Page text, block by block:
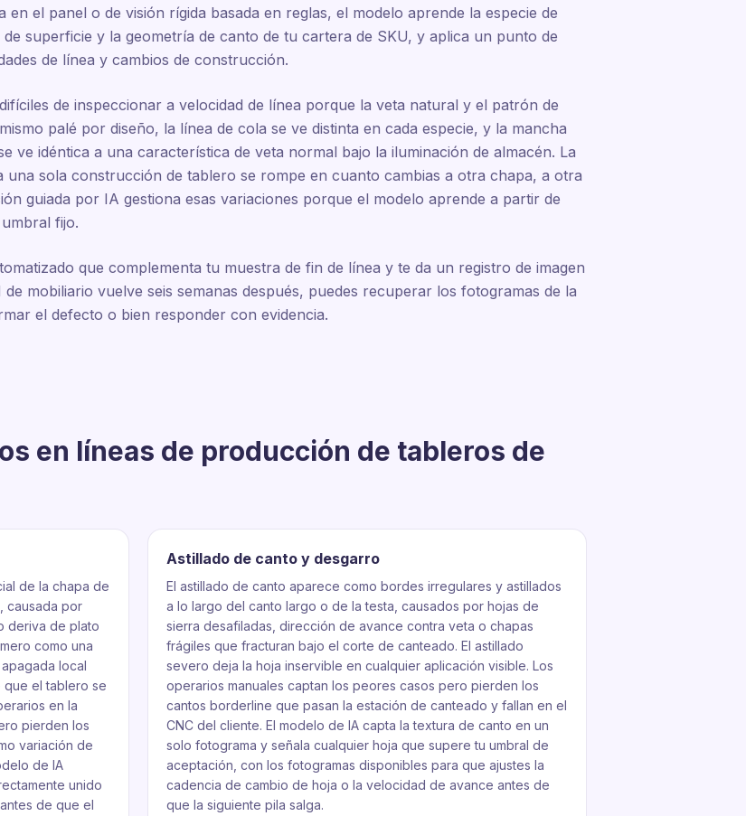
el panel o de visión rígida basada en reglas, el modelo aprende la especie de
superficie y la geometría de canto de tu cartera de SKU, y aplica un punto de
de línea y cambios de construcción.
de inspeccionar a velocidad de línea porque la veta natural y el patrón de
palé por diseño, la línea de cola se ve distinta en cada especie, y la mancha
ve idéntica a una característica de veta normal bajo la iluminación de almacén. La
sola construcción de tablero se rompe en cuanto cambias a otra chapa, a otra
guiada por IA gestiona esas variaciones porque el modelo aprende a partir de
fijo.
que complementa tu muestra de fin de línea y te da un registro de imagen
mobiliario vuelve seis semanas después, puedes recuperar los fotogramas de la
el defecto o bien responder con evidencia.
en líneas de producción de tableros de
de la chapa de
causada por
deriva de plato
como una
local
que el tablero se
en la
pierden los
variación de
de IA
unido
de que el
Astillado de canto y desgarro
El astillado de canto aparece como bordes irregulares y astillados
a lo largo del canto largo o de la testa, causados por hojas de
sierra desafiladas, dirección de avance contra veta o chapas
frágiles que fracturan bajo el corte de canteado. El astillado
severo deja la hoja inservible en cualquier aplicación visible. Los
operarios manuales captan los peores casos pero pierden los
cantos borderline que pasan la estación de canteado y fallan en el
CNC del cliente. El modelo de IA capta la textura de canto en un
solo fotograma y señala cualquier hoja que supere tu umbral de
aceptación, con los fotogramas disponibles para que ajustes la
cadencia de cambio de hoja o la velocidad de avance antes de
que la siguiente pila salga.